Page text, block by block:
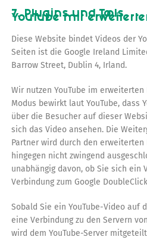
7. Plugins und Tools
YouTube mit
Diese Website bindet Videos der
Seiten ist die Google Ireland
Barrow Street, Dublin 4, Irland.
Wir nutzen YouTube im
Modus bewirkt laut YouTube, dass
über die Besucher auf dieser
sich das Video ansehen. Die
Partner wird durch den erweiterten
hingegen nicht zwingend
unabhängig davon, ob Sie sich ein
Verbindung zum Google
Sobald Sie ein YouTube-Video auf
eine Verbindung zu den Servern
wird dem YouTube-Server